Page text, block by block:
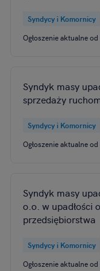
Syndycy i Komornicy
Ogłoszenie aktualne od
Syndyk masy
sprzedaży
Syndycy i Komornicy
Ogłoszenie aktualne od
Syndyk masy
o.o. w upadłości
przedsiębiorstwa
Syndycy i Komornicy
Ogłoszenie aktualne od